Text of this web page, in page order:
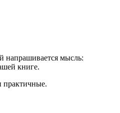
напрашивается мысль:
книге.
практичные.